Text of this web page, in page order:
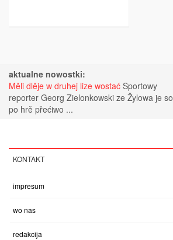
aktualne nowostki:
Měli dlěje w druhej lize wostać Sportowy
reporter Georg Zielonkowski ze Žylowa je so
po hrě přećiwo ...
KONTAKT
impresum
wo nas
redakcija